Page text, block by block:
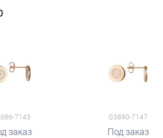
7143
заказ
G5690-7147
Под заказ